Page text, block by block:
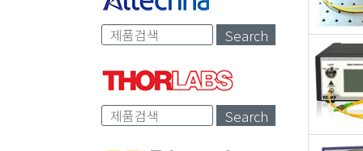
Search
Search